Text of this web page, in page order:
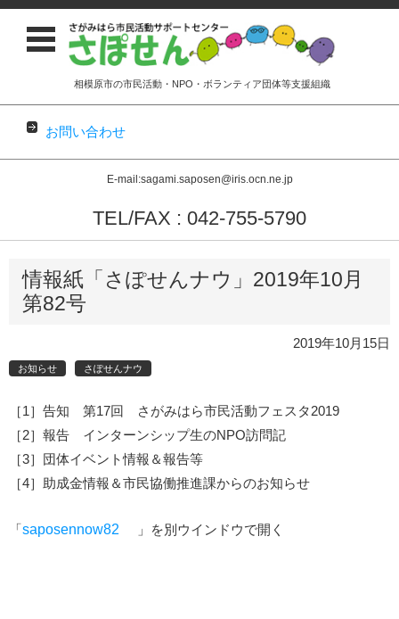
相模原市の市民活動・NPO・ボランティア団体等支援組織
お問い合わせ
E-mail:sagami.saposen@iris.ocn.ne.jp
TEL/FAX : 042-755-5790
コンテンツに移動
情報紙「さぽせんナウ」2019年10月
第82号
2019年10月15日
お知らせ さぽせんナウ
［1］告知 第17回 さがみはら市民活動フェスタ2019
［2］報告 インターンシップ生のNPO訪問記
［3］団体イベント情報＆報告等
［4］助成金情報＆市民協働推進課からのお知らせ
「saposennow82 」を別ウインドウで開く